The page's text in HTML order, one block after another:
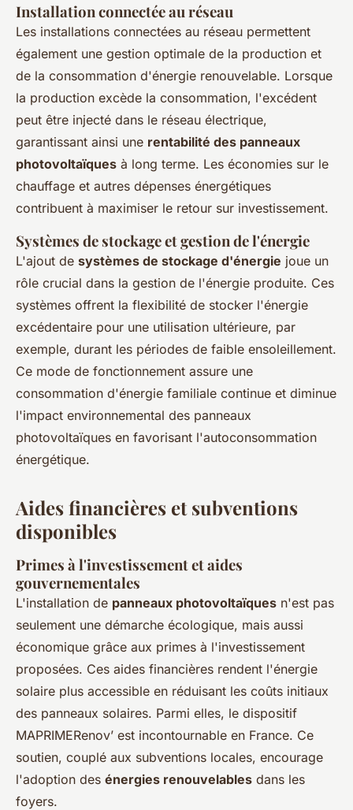
Installation connectée au réseau
Les installations connectées au réseau permettent
également une gestion optimale de la production et
de la consommation d'énergie renouvelable. Lorsque
la production excède la consommation, l'excédent
peut être injecté dans le réseau électrique,
garantissant ainsi une rentabilité des panneaux
photovoltaïques à long terme. Les économies sur le
chauffage et autres dépenses énergétiques
contribuent à maximiser le retour sur investissement.
Systèmes de stockage et gestion de l'énergie
L'ajout de systèmes de stockage d'énergie joue un
rôle crucial dans la gestion de l'énergie produite. Ces
systèmes offrent la flexibilité de stocker l'énergie
excédentaire pour une utilisation ultérieure, par
exemple, durant les périodes de faible ensoleillement.
Ce mode de fonctionnement assure une
consommation d'énergie familiale continue et diminue
l'impact environnemental des panneaux
photovoltaïques en favorisant l'autoconsommation
énergétique.
Aides financières et subventions
disponibles
Primes à l'investissement et aides
gouvernementales
L'installation de panneaux photovoltaïques n'est pas
seulement une démarche écologique, mais aussi
économique grâce aux primes à l'investissement
proposées. Ces aides financières rendent l'énergie
solaire plus accessible en réduisant les coûts initiaux
des panneaux solaires. Parmi elles, le dispositif
MAPRIMERenov’ est incontournable en France. Ce
soutien, couplé aux subventions locales, encourage
l'adoption des énergies renouvelables dans les
foyers.